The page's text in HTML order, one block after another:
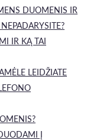
DUOMENIS IR
IR KĄ TAI
LEIDŽIATE
Į